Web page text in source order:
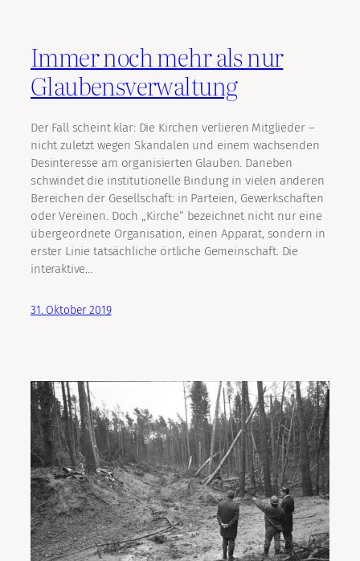
Immer noch mehr als nur
Glaubensverwaltung
Der Fall scheint klar: Die Kirchen verlieren Mitglieder –
nicht zuletzt wegen Skandalen und einem wachsenden
Desinteresse am organisierten Glauben. Daneben
schwindet die institutionelle Bindung in vielen anderen
Bereichen der Gesellschaft: in Parteien, Gewerkschaften
oder Vereinen. Doch „Kirche“ bezeichnet nicht nur eine
übergeordnete Organisation, einen Apparat, sondern in
erster Linie tatsächliche örtliche Gemeinschaft. Die
interaktive…
31. Oktober 2019